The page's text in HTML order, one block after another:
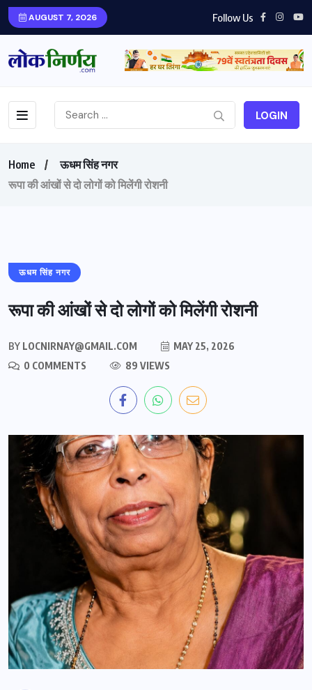
AUGUST 7, 2026 Follow Us
LOGIN
Home
ऊधम सिंह नगर
रूपा की आंखों से दो लोगों को मिलेंगी रोशनी
ऊधम सिंह नगर
रूपा की आंखों से दो लोगों को मिलेंगी रोशनी
BY LOCNIRNAY@GMAIL.COM
MAY 25, 2026
0 COMMENTS
89 VIEWS